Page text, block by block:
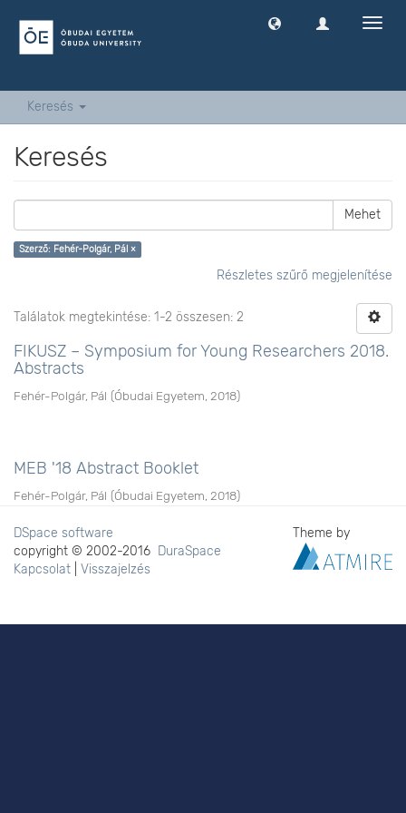
Keresés
Keresés
Mehet
Szerző: Fehér-Polgár, Pál ×
Részletes szűrő megjelenítése
Találatok megtekintése: 1-2 összesen: 2
FIKUSZ – Symposium for Young Researchers 2018.
Abstracts
Fehér-Polgár, Pál (Óbudai Egyetem 2018)
MEB '18 Abstract Booklet
Fehér-Polgár, Pál (Óbudai Egyetem 2018)
DSpace software
copyright © 2002-2016 DuraSpace
Kapcsolat
Visszajelzés
Theme by